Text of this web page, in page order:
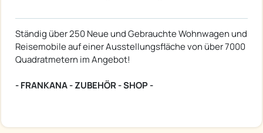
Ständig über 250 Neue und Gebrauchte Wohnwagen und
Reisemobile auf einer Ausstellungsfläche von über 7000
Quadratmetern im Angebot!
- FRANKANA - ZUBEHÖR - SHOP -